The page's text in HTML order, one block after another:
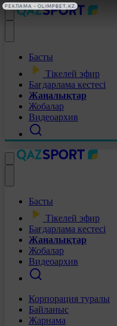
Басты
Тікелей эфир
Бағдарлама кестесі
Жаңалықтар
Жобалар
Видеоархив
Басты
Тікелей эфир
Бағдарлама кестесі
Жаңалықтар
Жобалар
Видеоархив
Корпорация туралы
Байланыс
Жарнама
РЕКЛАМА • OLIMPBET.KZ